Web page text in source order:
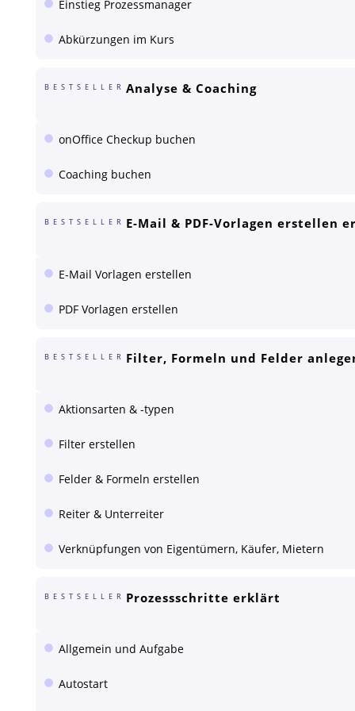
Einstieg Prozessmanager
Abkürzungen im Kurs
BESTSELLER Analyse & Coaching
onOffice Checkup buchen
Coaching buchen
BESTSELLER E-Mail & PDF-Vorlagen erstellen
E-Mail Vorlagen erstellen
PDF Vorlagen erstellen
BESTSELLER Filter, Formeln und Felder
Aktionsarten & -typen
Filter erstellen
Felder & Formeln erstellen
Reiter & Unterreiter
Verknüpfungen von Eigentümern, Käufer, Mietern
BESTSELLER Prozessschritte erklärt
Allgemein und Aufgabe
Autostart